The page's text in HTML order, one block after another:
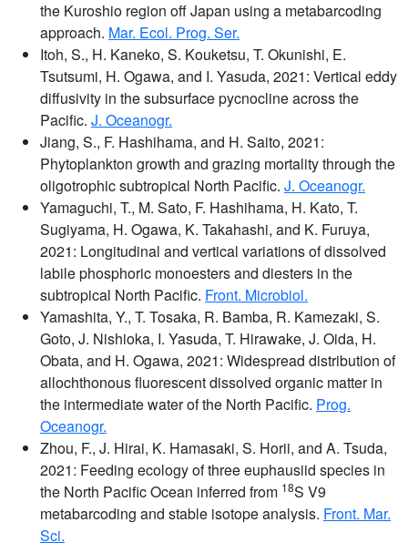
the Kuroshio region off Japan using a metabarcoding
approach. Mar. Ecol. Prog. Ser.
Itoh, S., H. Kaneko, S. Kouketsu, T. Okunishi, E.
Tsutsumi, H. Ogawa, and I. Yasuda, 2021: Vertical eddy
diffusivity in the subsurface pycnocline across the
Pacific. J. Oceanogr.
Jiang, S., F. Hashihama, and H. Saito, 2021:
Phytoplankton growth and grazing mortality through the
oligotrophic subtropical North Pacific. J. Oceanogr.
Yamaguchi, T., M. Sato, F. Hashihama, H. Kato, T.
Sugiyama, H. Ogawa, K. Takahashi, and K. Furuya,
2021: Longitudinal and vertical variations of dissolved
labile phosphoric monoesters and diesters in the
subtropical North Pacific. Front. Microbiol.
Yamashita, Y., T. Tosaka, R. Bamba, R. Kamezaki, S.
Goto, J. Nishioka, I. Yasuda, T. Hirawake, J. Oida, H.
Obata, and H. Ogawa, 2021: Widespread distribution of
allochthonous fluorescent dissolved organic matter in
the intermediate water of the North Pacific. Prog.
Oceanogr.
Zhou, F., J. Hirai, K. Hamasaki, S. Horii, and A. Tsuda,
2021: Feeding ecology of three euphausiid species in
the North Pacific Ocean inferred from 18S V9
metabarcoding and stable isotope analysis. Front. Mar.
Sci.